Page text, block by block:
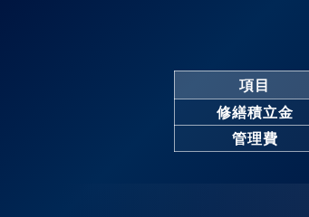
項目
修繕積立金
管理費